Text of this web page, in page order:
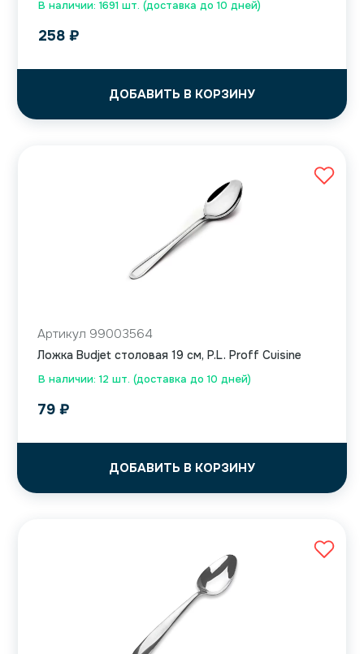
В наличии: 1691 шт. (доставка до 10 дней)
258 ₽
ДОБАВИТЬ В КОРЗИНУ
В наличии: 12 шт. (доставка до 10 дней)
Артикул 99003564
Ложка Budjet столовая 19 см, P.L. Proff Cuisine
79 ₽
ДОБАВИТЬ В КОРЗИНУ